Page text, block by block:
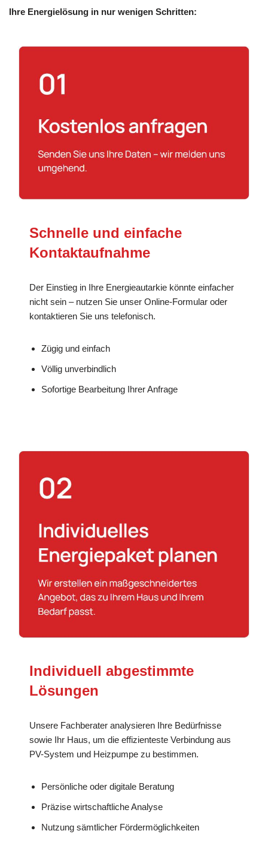
Ihre Energielösung in nur wenigen Schritten:
Schnelle und einfache
Kontaktaufnahme
Der Einstieg in Ihre Energieautarkie könnte einfacher
nicht sein – nutzen Sie unser Online-Formular oder
kontaktieren Sie uns telefonisch.
Zügig und einfach
Völlig unverbindlich
Sofortige Bearbeitung Ihrer Anfrage
Individuell abgestimmte
Lösungen
Unsere Fachberater analysieren Ihre Bedürfnisse
sowie Ihr Haus, um die effizienteste Verbindung aus
PV-System und Heizpumpe zu bestimmen.
Persönliche oder digitale Beratung
Präzise wirtschaftliche Analyse
Nutzung sämtlicher Fördermöglichkeiten